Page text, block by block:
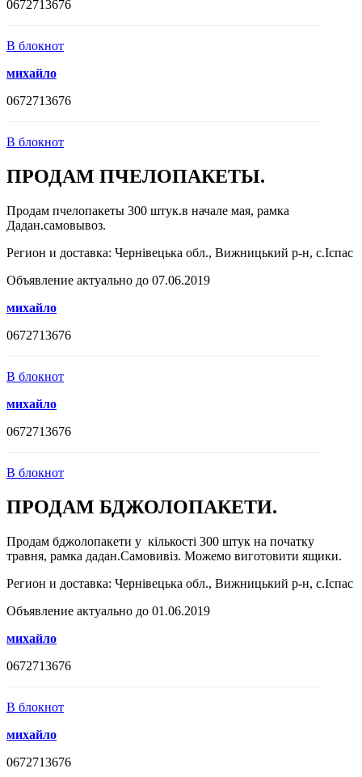
0672713676
В блокнот
михайло
0672713676
В блокнот
ПРОДАМ ПЧЕЛОПАКЕТЫ.
Продам пчелопакеты 300 штук.в начале мая, рамка
Дадан.самовывоз.
Регион и доставка: Чернівецька обл., Вижницький р-н, с.Іспас
Объявление актуально до 07.06.2019
михайло
0672713676
В блокнот
михайло
0672713676
В блокнот
ПРОДАМ БДЖОЛОПАКЕТИ.
Продам бджолопакети у кількості 300 штук на початку
травня, рамка дадан.Самовивіз. Можемо виготовити ящики.
Регион и доставка: Чернівецька обл., Вижницький р-н, с.Іспас
Объявление актуально до 01.06.2019
михайло
0672713676
В блокнот
михайло
0672713676